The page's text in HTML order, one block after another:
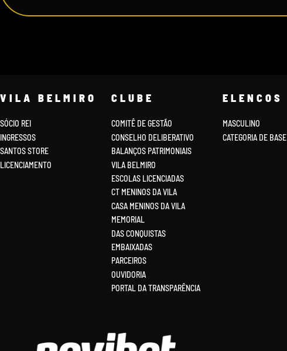
VILA BELMIRO
SÓCIO REI
INGRESSOS
SANTOS STORE
LICENCIAMENTO
CLUBE
COMITÊ DE GESTÃO
CONSELHO DELIBERATIVO
BALANÇOS PATRIMONIAIS
VILA BELMIRO
ESCOLAS LICENCIADAS
CT MENINOS DA VILA
CASA MENINOS DA VILA
MEMORIAL
DAS CONQUISTAS
EMBAIXADAS
PARCEIROS
OUVIDORIA
PORTAL DA TRANSPARÊNCIA
ELENCOS
MASCULINO
CATEGORIA DE BASE